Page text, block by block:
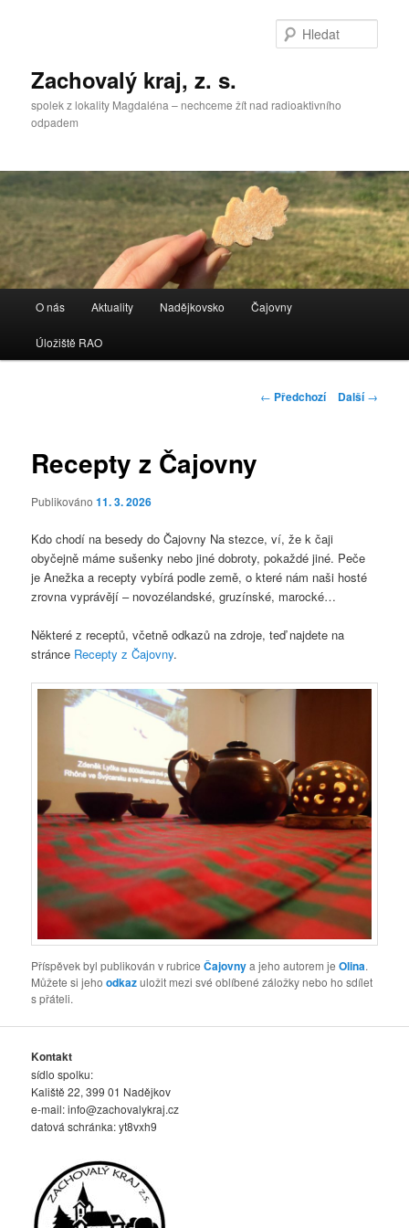
Zachovalý kraj, z. s.
spolek z lokality Magdaléna – nechceme žít nad radioaktivního
odpadem
navigační
O nás Aktuality Nadějkovsko Čajovny
Úložiště RAO
Navigace
← Předchozí Další→
Recepty z Čajovny
Publikováno11. 3. 2026
Kdo chodí na besedy do Čajovny Na stezce, ví, že k čaji
obyčejně máme sušenky nebo jiné dobroty, pokaždé jiné. Peče
je Anežka a recepty vybírá podle země, o které nám naši hosté
zrovna vyprávějí – novozélandské, gruzínské, marocké…
Některé z receptů, včetně odkazů na zdroje, teď najdete na
stránce Recepty z Čajovny.
Příspěvek byl publikován v rubriceČajovnya jeho autorem jeOlina.
Můžete si jehoodkazuložit mezi své oblíbené záložky nebo ho sdílet
s přáteli.
Kontakt
sídlo spolku:
Kaliště 22, 399 01 Nadějkov
e-mail:info@zachovalykraj.cz
datová schránka: yt8vxh9